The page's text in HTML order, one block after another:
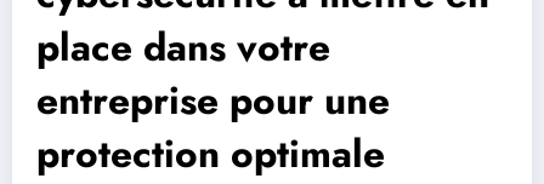
place dans votre
entreprise pour une
protection optimale